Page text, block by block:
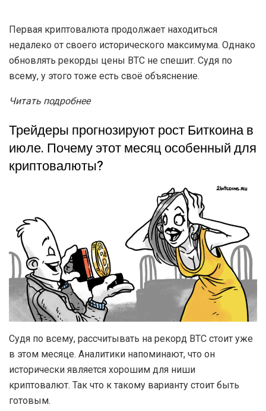
Первая криптовалюта продолжает находиться
недалеко от своего исторического максимума. Однако
обновлять рекорды цены BTC не спешит. Судя по
всему, у этого тоже есть своё объяснение.
Читать подробнее
Трейдеры прогнозируют рост Биткоина в
июле. Почему этот месяц особенный для
криптовалюты?
Судя по всему, рассчитывать на рекорд BTC стоит уже
в этом месяце. Аналитики напоминают, что он
исторически является хорошим для ниши
криптовалют. Так что к такому варианту стоит быть
готовым.